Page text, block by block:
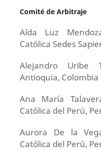
Comité de Arbitraje
Aída Luz
Católica Sedes
Alejandro Uribe
Antioquia, Colombia
Ana María
Católica del Perú,
Aurora De la
Católica del Perú,